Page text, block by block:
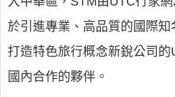
於引進專業、高品質的國際
打造特色旅行概念新銳公司
國內合作的夥伴。